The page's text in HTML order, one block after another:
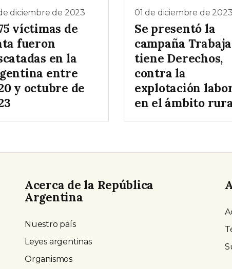
diciembre de 2023
víctimas de
fueron
en la
entre
y octubre de
01 de diciembre de
Se presentó la
campaña
tiene Derechos,
contra la
explotación
en el ámbito
Acerca de la República
Argentina
Nuestro país
Leyes argentinas
Organismos